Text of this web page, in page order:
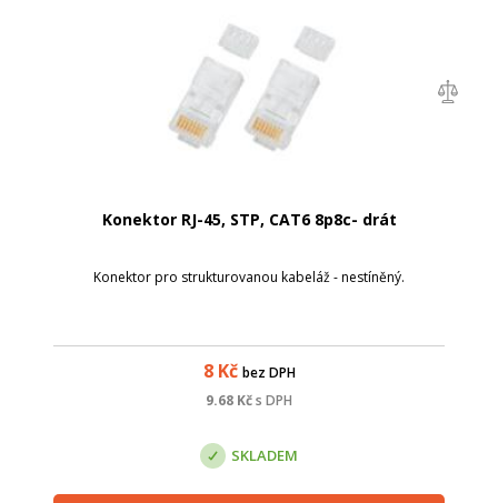
Konektor RJ-45, STP, CAT6 8p8c- drát
Konektor pro strukturovanou kabeláž - nestíněný.
8Kč bez DPH
9.68 Kčs DPH
SKLADEM